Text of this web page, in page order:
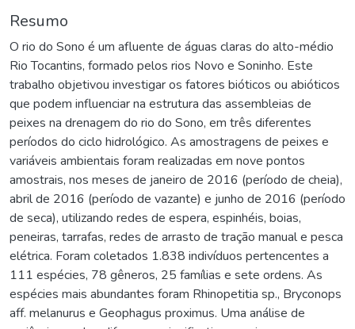
Resumo
O rio do Sono é um afluente de águas claras do alto-médio
Rio Tocantins, formado pelos rios Novo e Soninho. Este
trabalho objetivou investigar os fatores bióticos ou abióticos
que podem influenciar na estrutura das assembleias de
peixes na drenagem do rio do Sono, em três diferentes
períodos do ciclo hidrológico. As amostragens de peixes e
variáveis ambientais foram realizadas em nove pontos
amostrais, nos meses de janeiro de 2016 (período de cheia),
abril de 2016 (período de vazante) e junho de 2016 (período
de seca), utilizando redes de espera, espinhéis, boias,
peneiras, tarrafas, redes de arrasto de tração manual e pesca
elétrica. Foram coletados 1.838 indivíduos pertencentes a
111 espécies, 78 gêneros, 25 famílias e sete ordens. As
espécies mais abundantes foram Rhinopetitia sp., Bryconops
aff. melanurus e Geophagus proximus. Uma análise de